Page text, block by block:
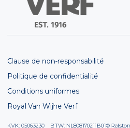
Clause de non-responsabilité
Politique de confidentialité
Conditions uniformes
Royal Van Wijhe Verf
KVK: 05063230 BTW: NL808170211B01©